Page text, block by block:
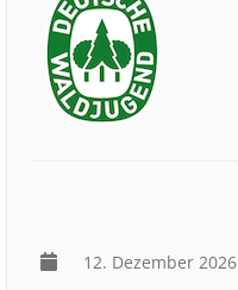
12. Dezember 2026